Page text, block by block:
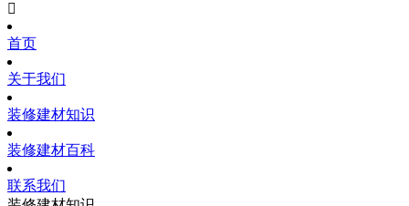

首页
关于我们
装修建材知识
装修建材百科
联系我们